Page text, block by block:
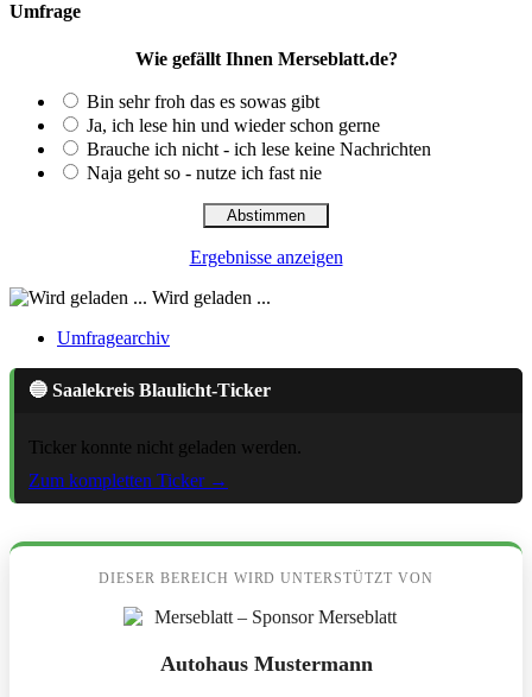
Umfrage
Wie gefällt Ihnen Merseblatt.de?
Bin sehr froh das es sowas gibt
Ja, ich lese hin und wieder schon gerne
Brauche ich nicht - ich lese keine Nachrichten
Naja geht so - nutze ich fast nie
Ergebnisse anzeigen
Wird geladen ...
Umfragearchiv
🔵 Saalekreis Blaulicht-Ticker
Ticker konnte nicht geladen werden.
Zum kompletten Ticker →
DIESER BEREICH WIRD UNTERSTÜTZT VON
Autohaus Mustermann